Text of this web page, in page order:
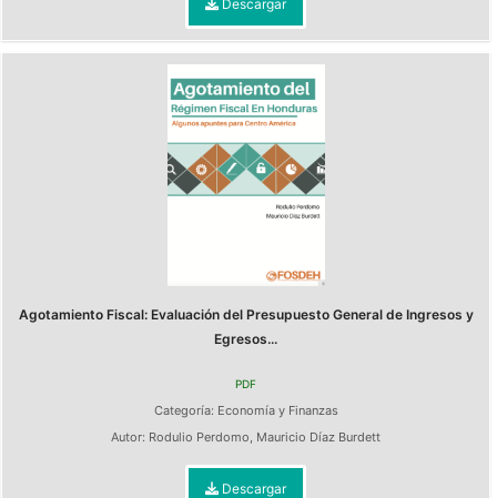
Descargar
Agotamiento Fiscal: Evaluación del Presupuesto General de Ingresos y
Egresos...
PDF
Categoría: Economía y Finanzas
Autor: Rodulio Perdomo, Mauricio Díaz Burdett
Descargar